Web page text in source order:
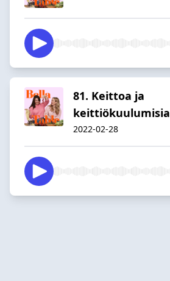
81. Keittoa ja
keittiökuulumisia
2022-02-28